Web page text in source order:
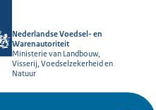
Nederlandse Voedsel- en
Warenautoriteit
Ministerie van Landbouw,
Visserij, Voedselzekerheid en
Natuur